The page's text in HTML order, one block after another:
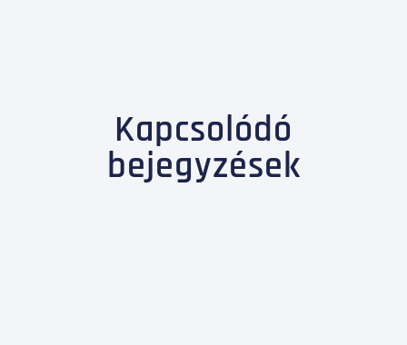
Kapcsolódó
bejegyzések